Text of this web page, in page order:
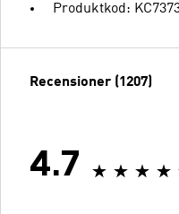
Produktkod:
Recensioner (1207)
4.7